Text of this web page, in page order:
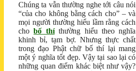
Chúng ta vẫn thường nghe tới câu nói
“của cho không bằng cách cho” – và
mọi người thường hiểu lầm rằng cách
chobố thíthường hiểu theo nghĩa
khinh bỉ, tạm bợ. Nhưng thực chất
trong đạo Phật chữ bố thí lại mang
một ý nghĩa tốt đẹp. Vậy tại sao lại có
những quan điểm khác biệt như vậy?